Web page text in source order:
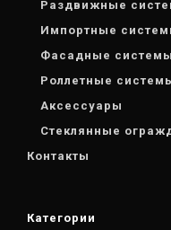
Раздвижные
Импортные
Фасадные системы
Роллетные
Аксессуары
Стеклянные
Контакты
Категории